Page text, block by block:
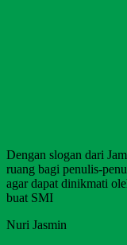
Dengan slogan dari
ruang bagi penulis-
agar dapat dinikmati
buat SMI
Nuri Jasmin